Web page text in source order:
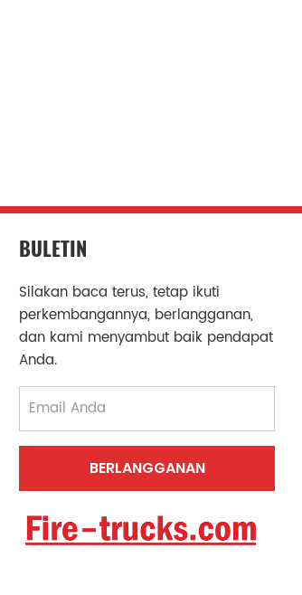
BULETIN
Silakan baca terus, tetap ikuti
perkembangannya, berlangganan,
dan kami menyambut baik pendapat
Anda.